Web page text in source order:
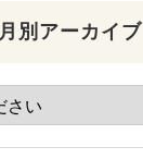
月別アーカイブ